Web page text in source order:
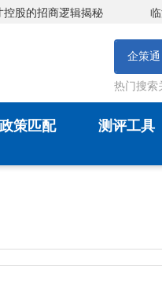
招商逻辑揭秘 临汾
企策通
热门搜索
政策匹配 测评工具